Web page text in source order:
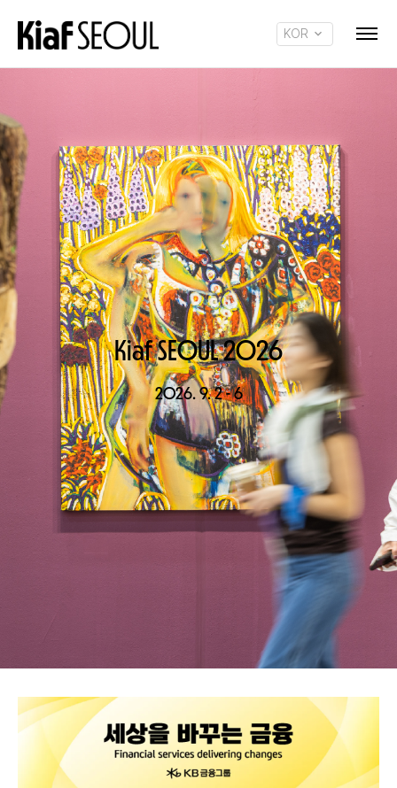
KOR
Kiaf SEOUL 2O26
2O26. 9. 2 - 6